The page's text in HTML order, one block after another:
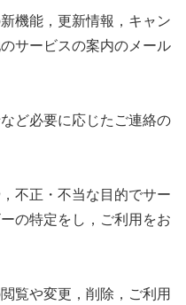
機能，更新情報，キャン
サービスの案内のメール
ど必要に応じたご連絡の
不正・不当な目的でサー
の特定をし，ご利用をお
覧や変更，削除，ご利用